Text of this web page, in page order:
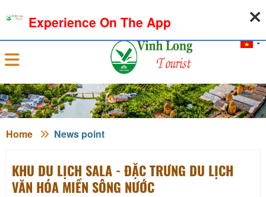
Sign in
Home News point
KHU DU LỊCH SALA - ĐẶC TRƯNG DU LỊCH
VĂN HÓA MIỀN SÔNG NƯỚC
Experience On The App